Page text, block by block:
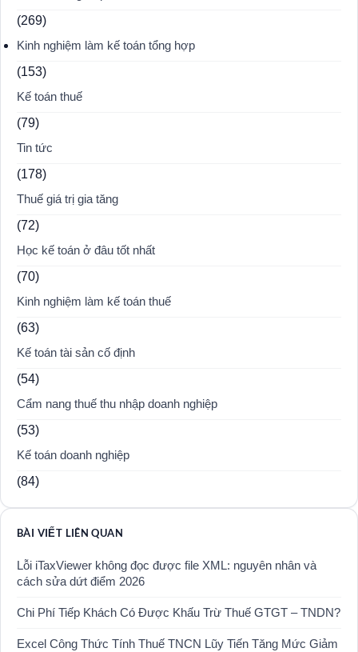
(269)
Kinh nghiệm làm kế toán tổng hợp
(153)
Kế toán thuế
(79)
Tin tức
(178)
Thuế giá trị gia tăng
(72)
Học kế toán ở đâu tốt nhất
(70)
Kinh nghiệm làm kế toán thuế
(63)
Kế toán tài sản cố định
(54)
Cẩm nang thuế thu nhập doanh nghiệp
(53)
Kế toán doanh nghiệp
(84)
BÀI VIẾT LIÊN QUAN
Lỗi iTaxViewer không đọc được file XML: nguyên nhân và
cách sửa dứt điểm 2026
Chi Phí Tiếp Khách Có Được Khấu Trừ Thuế GTGT – TNDN?
Excel Công Thức Tính Thuế TNCN Lũy Tiến Tăng Mức Giảm